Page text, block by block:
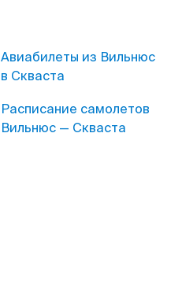
Авиабилеты из Вильнюс
в Скваста
Расписание самолетов
Вильнюс — Скваста